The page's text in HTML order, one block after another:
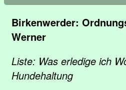
Birkenwerder:
Werner
Liste: Was erledige ich
Hundehaltung